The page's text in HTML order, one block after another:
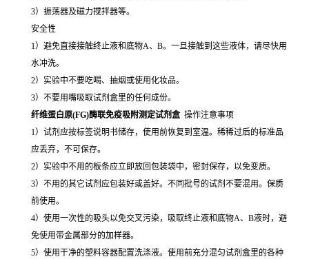
3）振荡器及磁力搅拌器等。
安全性
1）避免直接接触终止液和底物A、B。一旦接触到这些液体，请尽快用
水冲洗。
2）实验中不要吃喝、抽烟或使用化妆品。
3）不要用嘴吸取试剂盒里的任何成份。
纤维蛋白原(FG)酶联免疫吸附测定试剂盒 操作注意事项
1）试剂应按标签说明书储存，使用前恢复到室温。稀稀过后的标准品
应丢弃，不可保存。
2）实验中不用的板条应立即放回包装袋中，密封保存，以免变质。
3）不用的其它试剂应包装好或盖好。不同批号的试剂不要混用。保质
前使用。
4）使用一次性的吸头以免交叉污染，吸取终止液和底物A、B液时，避
免使用带金属部分的加样器。
5）使用干净的塑料容器配置洗涤液。使用前充分混匀试剂盒里的各种